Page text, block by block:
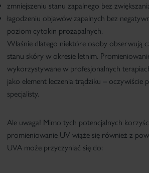
zmniejszeniu stanu zapalnego bez
łagodzeniu objawów zapalnych bez
poziom cytokin prozapalnych.
Właśnie dlatego niektóre osoby obserwują
stanu skóry w okresie letnim.
wykorzystywane w profesjonalnych
jako element leczenia trądziku – oczywiście
specjalisty.
Ale uwaga! Mimo tych potencjalnych
promieniowanie UV wiąże się również z
UVA może przyczyniać się do: